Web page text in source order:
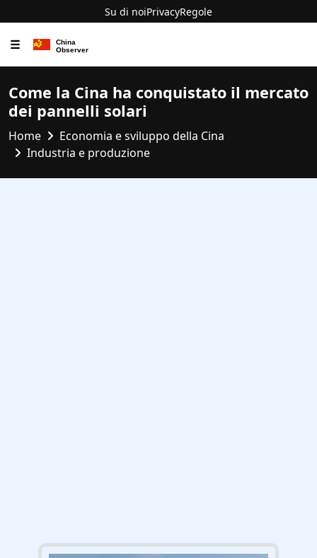
Su di noiPrivacyRegole
☰
Come la Cina ha conquistato il mercato
dei pannelli solari
Home
Economia e sviluppo della Cina
Industria e produzione